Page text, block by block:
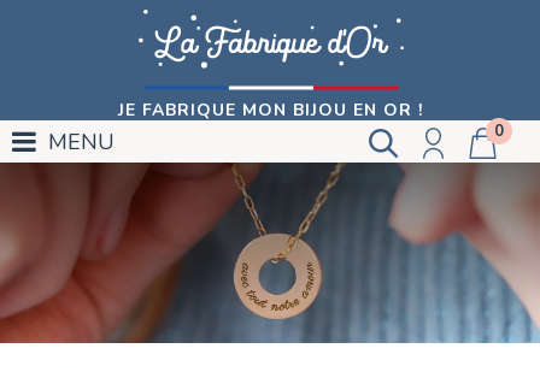
JE FABRIQUE MON BIJOU EN OR !
0
MENU